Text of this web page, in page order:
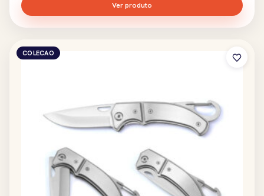
Ver produto
COLECAO